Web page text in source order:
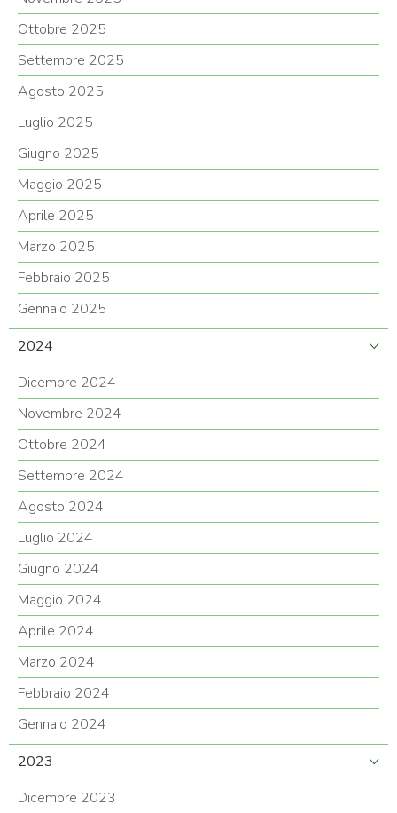
Ottobre 2025
Settembre 2025
Agosto 2025
Luglio 2025
Giugno 2025
Maggio 2025
Aprile 2025
Marzo 2025
Febbraio 2025
Gennaio 2025
2024
Dicembre 2024
Novembre 2024
Ottobre 2024
Settembre 2024
Agosto 2024
Luglio 2024
Giugno 2024
Maggio 2024
Aprile 2024
Marzo 2024
Febbraio 2024
Gennaio 2024
2023
Dicembre 2023